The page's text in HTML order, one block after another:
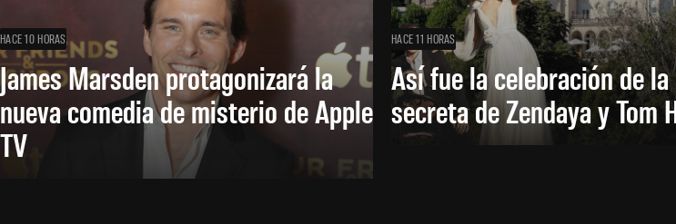
HACE 10 HORAS
James Marsden protagonizará la
nueva comedia de misterio de Apple
TV
HACE 11 HORAS
Así fue la celebración de la
secreta de Zendaya y Tom